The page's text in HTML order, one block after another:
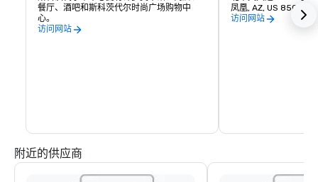
餐厅、酒吧和斯科茨代尔时尚广场购物中
心。
访问网站
凤凰, AZ, US 85004
访问网站
附近的供应商